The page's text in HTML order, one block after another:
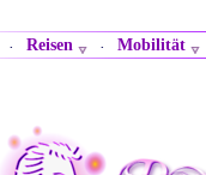
· Reisen · Mobilität